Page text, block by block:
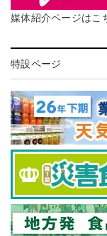
媒体紹介ページはこ
特設ページ